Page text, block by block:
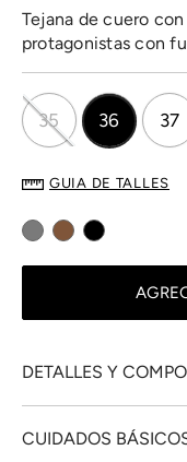
Tejana de cuero
protagonistas con
35 36 37
GUIA DE TALLES
DETALLES Y
CUIDADOS